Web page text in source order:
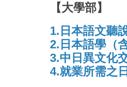
【大學部】
1.日本語文聽
2.日本語學（
3.中日異文化
4.就業所需之